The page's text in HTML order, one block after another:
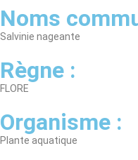
Noms
Salvinie nageante
Règne :
FLORE
Organisme :
Plante aquatique